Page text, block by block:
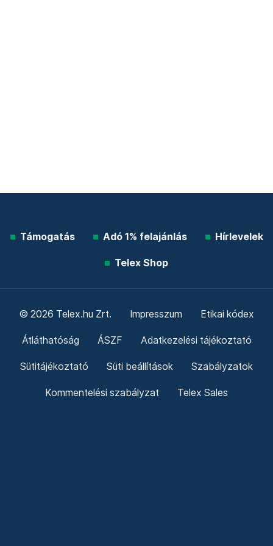
Támogatás Adó 1% felajánlás Hírlevelek
Telex Shop
© 2026 Telex.hu Zrt. Impresszum Etikai kódex
Átláthatóság ÁSZF Adatkezelési tájékoztató
Sütitájékoztató Süti beállítások Szabályzatok
Kommentelési szabályzat Telex Sales